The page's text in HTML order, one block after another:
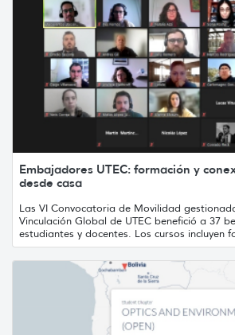
Embajadores UTEC: formación y
desde casa
Las VI Convocatoria de Movilidad
Vinculación Global de UTEC benefició a 37
estudiantes y docentes. Los cursos incluyen